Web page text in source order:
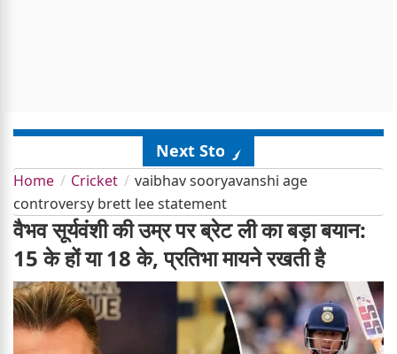
Next Story
Home Cricket
vaibhav sooryavanshi age
controversy brett lee statement
वैभव सूर्यवंशी की उम्र पर ब्रेट ली का बड़ा बयान:
15 के हों या 18 के, प्रतिभा मायने रखती है